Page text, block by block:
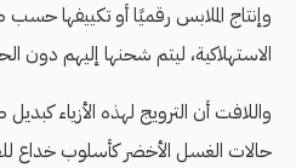
وإنتاج الملابس رقميًا أو تكييفها حسب
الاستهلاكية، ليتم شحنها إليهم دون
واللافت أن الترويج لهذه الأزياء
حالات الغسل الأخضر كأسلوب خداع